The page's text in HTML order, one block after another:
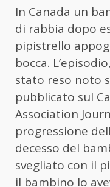
In Canada un
di rabbia dopo
pipistrello
bocca.
stato reso noto
pubblicato sul
Association
progressione
decesso del
svegliato con il
il bambino lo